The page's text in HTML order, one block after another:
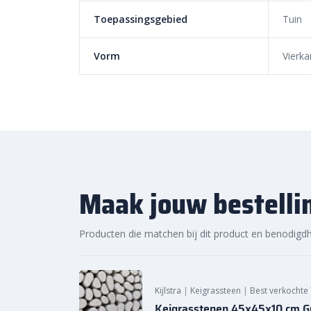
Sierbestratingsmarkt.com:
voor de beste prijs
Bij Sierbestratingsmarkt.com bestel je de
Dankzij ons brede assortiment en scherpe prijzen
Toepassingsgebied Tuin
Vorm
Maak jouw
Producten die matchen bij dit product en
Kijlstra | Keigrassteen | Best